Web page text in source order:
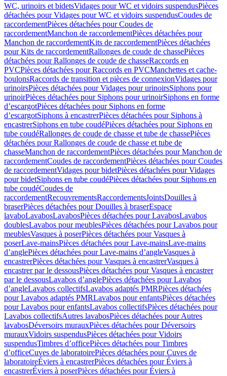
WC, urinoirs et bidetsVidages pour WC et vidoirs suspendusPièces
détachées pour Vidages pour WC et vidoirs suspendusCoudes de
raccordementPièces détachées pour Coudes de
raccordementManchon de raccordementPièces détachées pour
Manchon de raccordementKits de raccordementPièces détachées
pour Kits de raccordementRallonges de coude de chassePièces
détachées pour Rallonges de coude de chasseRaccords en
PVCPièces détachées pour Raccords en PVCManchettes et cache-
boulonsRaccords de transition et pièces de connexionVidages pour
urinoirsPièces détachées pour Vidages pour urinoirsSiphons pour
urinoirPièces détachées pour Siphons pour urinoirSiphons en forme
d’escargotPièces détachées pour Siphons en forme
d’escargotSiphons à encastrerPièces détachées pour Siphons à
encastrerSiphons en tube coudéPièces détachées pour Siphons en
tube coudéRallonges de coude de chasse et tube de chassePièces
détachées pour Rallonges de coude de chasse et tube de
chasseManchon de raccordementPièces détachées pour Manchon de
raccordementCoudes de raccordementPièces détachées pour Coudes
de raccordementVidages pour bidetPièces détachées pour Vidages
pour bidetSiphons en tube coudéPièces détachées pour Siphons en
tube coudéCoudes de
raccordementRecouvrementsRaccordementsJointsDouilles à
braserPièces détachées pour Douilles à braserEspace
lavaboLavabosLavabosPièces détachées pour LavabosLavabos
doublesLavabos pour meublesPièces détachées pour Lavabos pour
meublesVasques à poserPièces détachées pour Vasques à
poserLave-mainsPièces détachées pour Lave-mainsLave-mains
d’anglePièces détachées pour Lave-mains d’angleVasques à
encastrerPièces détachées pour Vasques à encastrerVasques à
encastrer par le dessousPièces détachées pour Vasques à encastrer
par le dessousLavabos d’anglePièces détachées pour Lavabos
d’angleLavabos collectifsLavabos adaptés PMRPièces détachées
pour Lavabos adaptés PMRLavabos pour enfantsPièces détachées
pour Lavabos pour enfantsLavabos collectifsPièces détachées pour
Lavabos collectifsAutres lavabosPièces détachées pour Autres
lavabosDéversoirs murauxPièces détachées pour Déversoirs
murauxVidoirs suspendusPièces détachées pour Vidoirs
suspendusTimbres dʼofficePièces détachées pour Timbres
dʼofficeCuves de laboratoirePièces détachées pour Cuves de
laboratoireÉviers à encastrerPièces détachées pour Éviers à
encastrerÉviers à poserPièces détachées pour Éviers à